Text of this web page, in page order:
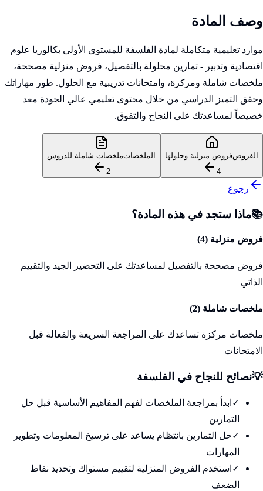
وصف المادة
موارد تعليمية متكاملة لمادة الفلسفة للمستوى الأولى بكالوريا علوم
اقتصادية وتدبير - تمارين محلولة بالتفصيل، فروض منزلية مصححة،
ملخصات شاملة ومركزة، وامتحانات تدريبية مع الحلول. طور مهاراتك
وحقق التميز الدراسي من خلال محتوى تعليمي عالي الجودة معد
خصيصاً لمساعدتك على النجاح والتفوق.
الفروضفروض منزلية وحلولها
4
الملخصاتملخصات شاملة للدروس
2
رجوع
📚ماذا ستجد في هذه المادة؟
فروض منزلية (4
)
فروض مصححة بالتفصيل لمساعدتك على التحضير الجيد والتقييم
الذاتي
ملخصات شاملة (2
)
ملخصات مركزة تساعدك على المراجعة السريعة والفعالة قبل
الامتحانات
💡نصائح للنجاح في الفلسفة
✓ ابدأ بمراجعة الملخصات لفهم المفاهيم الأساسية قبل حل
التمارين
✓حل التمارين بانتظام يساعد على ترسيخ المعلومات وتطوير
المهارات
✓ استخدم الفروض المنزلية لتقييم مستواك وتحديد نقاط
الضعف